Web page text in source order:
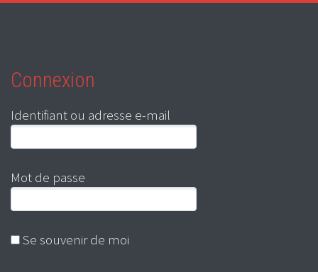
Connexion
Identifiant ou adresse e-mail
Mot de passe
Se souvenir de moi